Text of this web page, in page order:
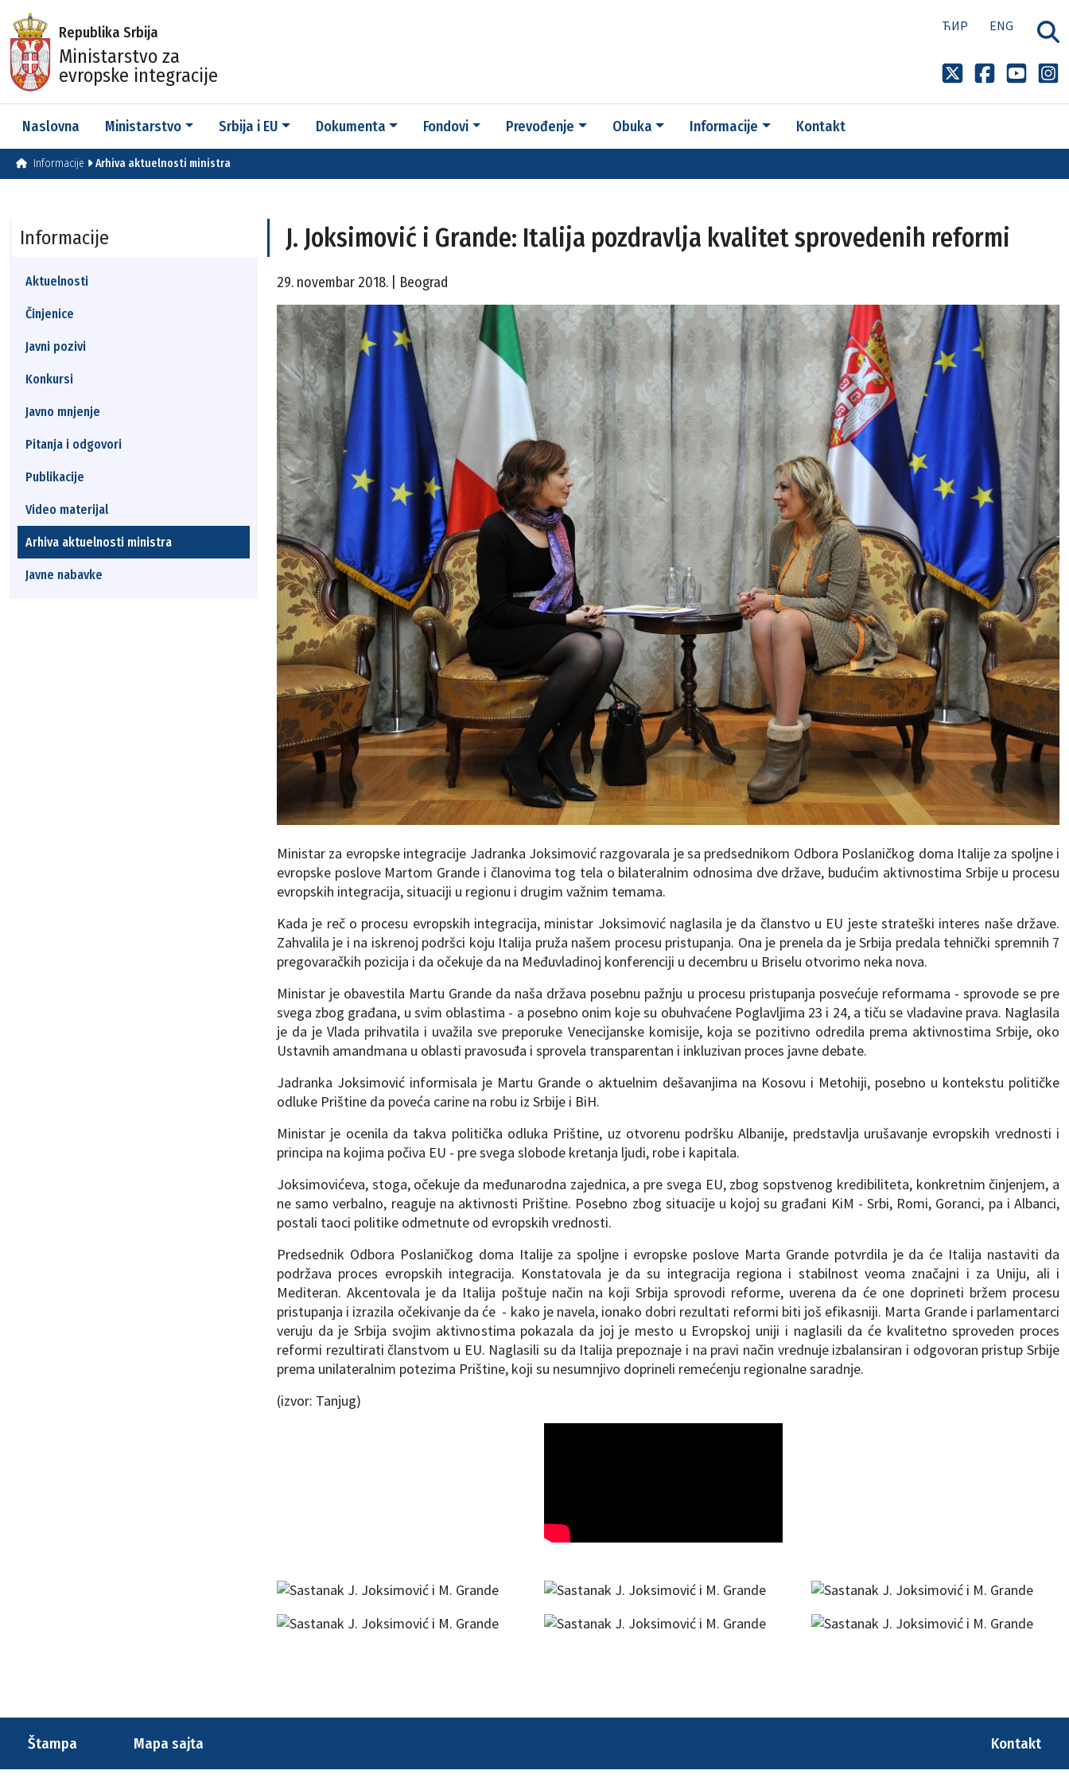
Republika Srbija
Ministarstvo za
evropske integracije
ЋИР ENG
Naslovna Ministarstvo Srbija i EU Dokumenta Fondovi Prevođenje Obuka Informacije Kontakt
Informacije Arhiva aktuelnosti ministra
Informacije
Aktuelnosti
Činjenice
Javni pozivi
Konkursi
Javno mnjenje
Pitanja i odgovori
Publikacije
Video materijal
Arhiva aktuelnosti ministra
Javne nabavke
J. Joksimović i Grande: Italija pozdravlja kvalitet sprovedenih reformi
29. novembar 2018. | Beograd
Ministar za evropske integracije Jadranka Joksimović razgovarala je sa predsednikom Odbora Poslaničkog doma Italije za spoljne i
evropske poslove Martom Grande i članovima tog tela o bilateralnim odnosima dve države, budućim aktivnostima Srbije u procesu
evropskih integracija, situaciji u regionu i drugim važnim temama.
Kada je reč o procesu evropskih integracija, ministar Joksimović naglasila je da članstvo u EU jeste strateški interes naše države.
Zahvalila je i na iskrenoj podršci koju Italija pruža našem procesu pristupanja. Ona je prenela da je Srbija predala tehnički spremnih 7
pregovaračkih pozicija i da očekuje da na Međuvladinoj konferenciji u decembru u Briselu otvorimo neka nova.
Ministar je obavestila Martu Grande da naša država posebnu pažnju u procesu pristupanja posvećuje reformama - sprovode se pre
svega zbog građana, u svim oblastima - a posebno onim koje su obuhvaćene Poglavljima 23 i 24, a tiču se vladavine prava. Naglasila
je da je Vlada prihvatila i uvažila sve preporuke Venecijanske komisije, koja se pozitivno odredila prema aktivnostima Srbije, oko
Ustavnih amandmana u oblasti pravosuđa i sprovela transparentan i inkluzivan proces javne debate.
Jadranka Joksimović informisala je Martu Grande o aktuelnim dešavanjima na Kosovu i Metohiji, posebno u kontekstu političke
odluke Prištine da poveća carine na robu iz Srbije i BiH.
Ministar je ocenila da takva politička odluka Prištine, uz otvorenu podršku Albanije, predstavlja urušavanje evropskih vrednosti i
principa na kojima počiva EU - pre svega slobode kretanja ljudi, robe i kapitala.
Joksimovićeva, stoga, očekuje da međunarodna zajednica, a pre svega EU, zbog sopstvenog kredibiliteta, konkretnim činjenjem, a
ne samo verbalno, reaguje na aktivnosti Prištine. Posebno zbog situacije u kojoj su građani KiM - Srbi, Romi, Goranci, pa i Albanci,
postali taoci politike odmetnute od evropskih vrednosti.
Predsednik Odbora Poslaničkog doma Italije za spoljne i evropske poslove Marta Grande potvrdila je da će Italija nastaviti da
podržava proces evropskih integracija. Konstatovala je da su integracija regiona i stabilnost veoma značajni i za Uniju, ali i
Mediteran. Akcentovala je da Italija poštuje način na koji Srbija sprovodi reforme, uverena da će one doprineti bržem procesu
pristupanja i izrazila očekivanje da će - kako je navela, ionako dobri rezultati reformi biti još efikasniji. Marta Grande i parlamentarci
veruju da je Srbija svojim aktivnostima pokazala da joj je mesto u Evropskoj uniji i naglasili da će kvalitetno sproveden proces
reformi rezultirati članstvom u EU. Naglasili su da Italija prepoznaje i na pravi način vrednuje izbalansiran i odgovoran pristup Srbije
prema unilateralnim potezima Prištine, koji su nesumnjivo doprineli remećenju regionalne saradnje.
(izvor: Tanjug)
Štampa Mapa sajta Kontakt